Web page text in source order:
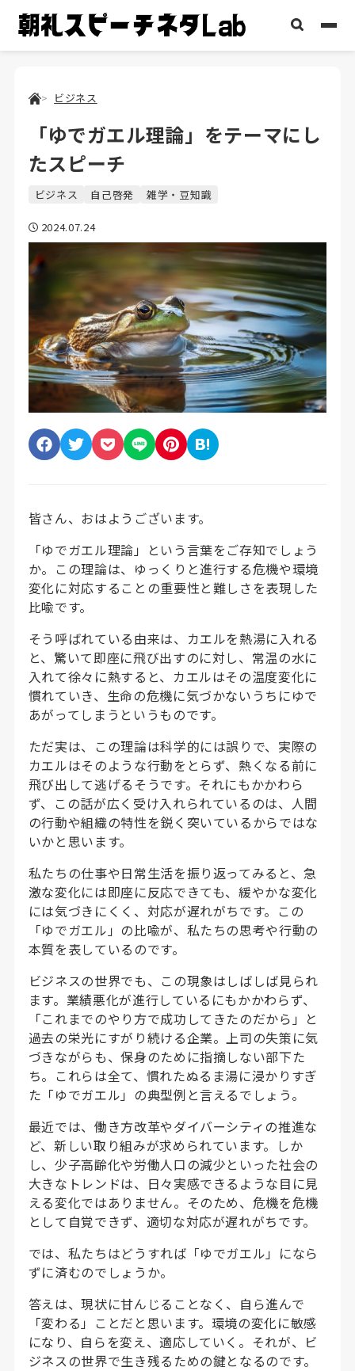
ビジネス
「ゆでガエル理論」をテーマにし
たスピーチ
ビジネス 自己啓発 雑学・豆知識
2024.07.24
皆さん、おはようございます。
「ゆでガエル理論」という言葉をご存知でしょう
か。この理論は、ゆっくりと進行する危機や環境
変化に対応することの重要性と難しさを表現した
比喩です。
そう呼ばれている由来は、カエルを熱湯に入れる
と、驚いて即座に飛び出すのに対し、常温の水に
入れて徐々に熱すると、カエルはその温度変化に
慣れていき、生命の危機に気づかないうちにゆで
あがってしまうというものです。
ただ実は、この理論は科学的には誤りで、実際の
カエルはそのような行動をとらず、熱くなる前に
飛び出して逃げるそうです。それにもかかわら
ず、この話が広く受け入れられているのは、人間
の行動や組織の特性を鋭く突いているからではな
いかと思います。
私たちの仕事や日常生活を振り返ってみると、急
激な変化には即座に反応できても、緩やかな変化
には気づきにくく、対応が遅れがちです。この
「ゆでガエル」の比喩が、私たちの思考や行動の
本質を表しているのです。
ビジネスの世界でも、この現象はしばしば見られ
ます。業績悪化が進行しているにもかかわらず、
「これまでのやり方で成功してきたのだから」と
過去の栄光にすがり続ける企業。上司の失策に気
づきながらも、保身のために指摘しない部下た
ち。これらは全て、慣れたぬるま湯に浸かりすぎ
た「ゆでガエル」の典型例と言えるでしょう。
最近では、働き方改革やダイバーシティの推進な
ど、新しい取り組みが求められています。しか
し、少子高齢化や労働人口の減少といった社会の
大きなトレンドは、日々実感できるような目に見
える変化ではありません。そのため、危機を危機
として自覚できず、適切な対応が遅れがちです。
では、私たちはどうすれば「ゆでガエル」になら
ずに済むのでしょうか。
答えは、現状に甘んじることなく、自ら進んで
「変わる」ことだと思います。環境の変化に敏感
になり、自らを変え、適応していく。それが、ビ
ジネスの世界で生き残るための鍵となるのです。